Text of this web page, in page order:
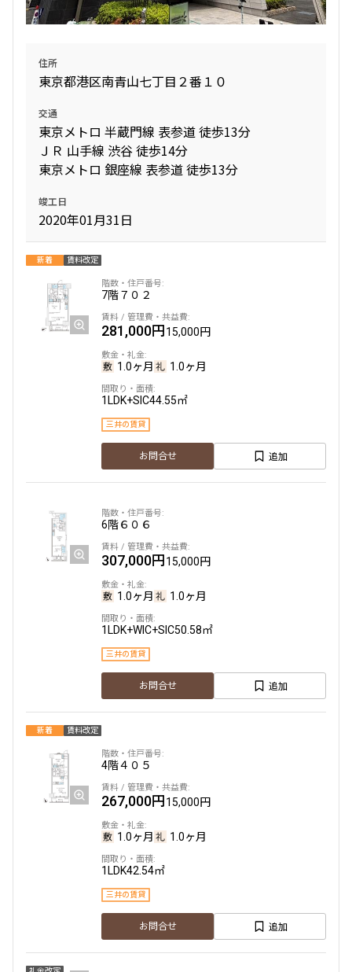
1.0ヶ月 1.0ヶ月
住所
東京都港区南青山七丁目２番１０
交通
東京メトロ 半蔵門線 表参道 徒歩13分
ＪＲ 山手線 渋谷 徒歩14分
東京メトロ 銀座線 表参道 徒歩13分
竣工日
2020年01月31日
新着 賃料改定
7階７０２
281,000円15,000円
1.0ヶ月 1.0ヶ月
1LDK+SIC44.55㎡
三井の賃貸
お問合せ 追加
6階６０６
307,000円15,000円
1.0ヶ月 1.0ヶ月
1LDK+WIC+SIC50.58㎡
三井の賃貸
お問合せ 追加
新着 賃料改定
4階４０５
267,000円15,000円
1.0ヶ月 1.0ヶ月
1LDK42.54㎡
三井の賃貸
お問合せ 追加